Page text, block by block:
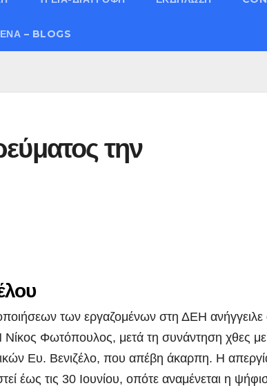
– BLOGS
την
των εργαζομένων στη ΔΕΗ ανήγγειλε
Φωτόπουλος, μετά τη συνάντηση χθες με
Ευ. Βενιζέλο, που απέβη άκαρπη. Η
έως τις 30 Ιουνίου, οπότε αναμένεται η